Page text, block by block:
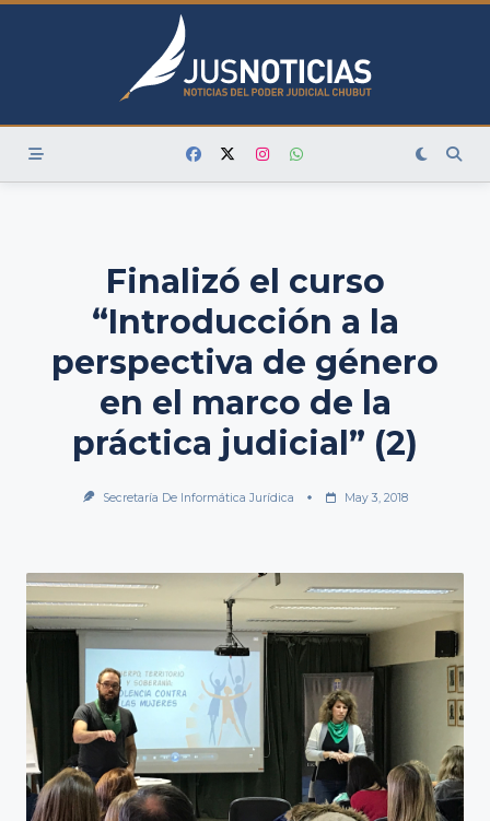
Skip
Finalizó el curso
“Introducción a la
perspectiva de género
en el marco de la
práctica judicial” (2)
Secretaría De Informática Jurídica May 3, 2018